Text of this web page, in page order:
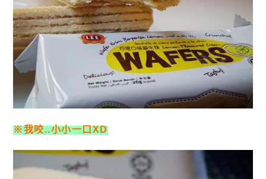
※我咬..小小一口XD